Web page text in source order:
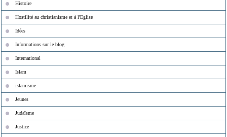
Histoire
Hostilité au christianisme et à l'Eglise
Idées
Informations sur le blog
International
Islam
islamisme
Jeunes
Judaïsme
Justice